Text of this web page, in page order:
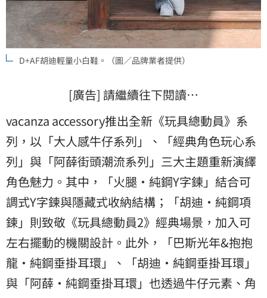
D+AF胡迪輕量小白鞋。（圖／品牌業者提供）
[廣告] 請繼續往下閱讀…
vacanza accessory推出全新《玩具總動員》系
列，以「大人感牛仔系列」、「經典角色玩心系
列」與「阿薛街頭潮流系列」三大主題重新演繹
角色魅力。其中，「火腿・純鋼Y字鍊」結合可
調式Y字鍊與隱藏式收納結構；「胡迪・純鋼項
鍊」則致敬《玩具總動員2》經典場景，加入可
左右擺動的機關設計。此外，「巴斯光年&抱抱
龍・純鋼垂掛耳環」、「胡迪・純鋼垂掛耳環」
與「阿薛・純鋼垂掛耳環」也透過牛仔元素、角